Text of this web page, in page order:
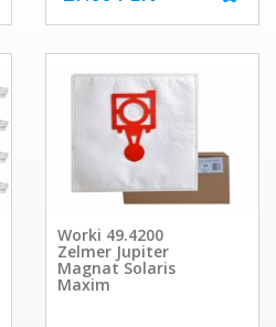
Worki 49.4200
Zelmer Jupiter
Magnat Solaris
Maxim